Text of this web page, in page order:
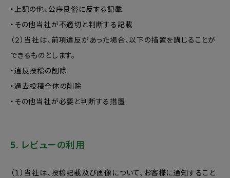
・上記の他、公序良俗に反する記載
・その他当社が不適切と判断する記載
（２）当社は、前項違反があった場合、以下の措置を講じることが
できるものとします。
・違反投稿の削除
・過去投稿全体の削除
・その他当社が必要と判断する措置
5. レビューの利用
（１）当社は、投稿記載及び画像について、お客様に通知すること